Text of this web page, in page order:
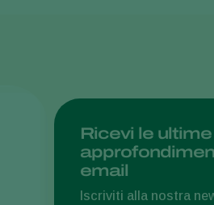
Ricevi le
email
Iscriviti alla nostra